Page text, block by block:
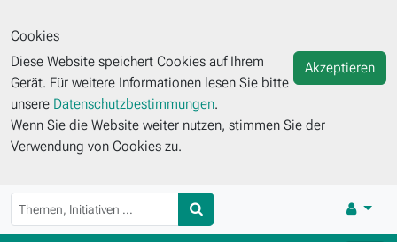
Cookies
Akzeptieren
Diese Website speichert Cookies auf Ihrem
Gerät. Für weitere Informationen lesen Sie bitte
unsere Datenschutzbestimmungen.
Wenn Sie die Website weiter nutzen, stimmen Sie der
Verwendung von Cookies zu.